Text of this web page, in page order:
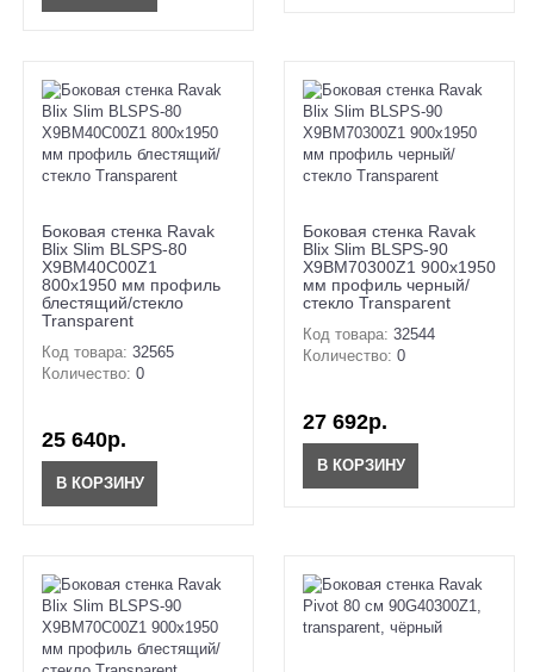
Боковая стенка Ravak
Blix Slim BLSPS-80
X9BM40C00Z1
800х1950 мм профиль
блестящий/стекло
Transparent
Код товара: 32565
Количество: 0
25 640р.
В КОРЗИНУ
Боковая стенка Ravak
Blix Slim BLSPS-90
X9BM70300Z1 900х1950
мм профиль черный/
стекло Transparent
Код товара: 32544
Количество: 0
27 692р.
В КОРЗИНУ